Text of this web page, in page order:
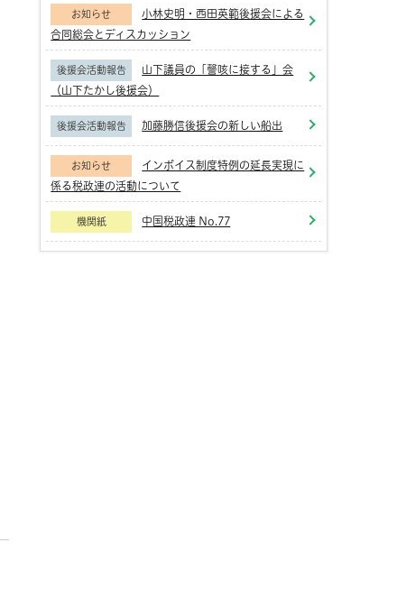
お知らせ
小林史明・西田英範後援会による
合同総会とディスカッション
後援会活動報告
山下議員の「謦咳に接する」会
（山下たかし後援会）
後援会活動報告 加藤勝信後援会の新しい船出
お知らせ
インボイス制度特例の延長実現に
係る税政連の活動について
機関紙 中国税政連 No.77